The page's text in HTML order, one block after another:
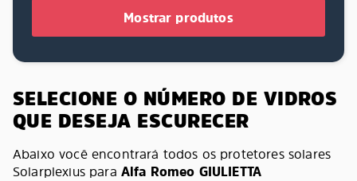
Mostrar produtos
SELECIONE O NÚMERO DE VIDROS
QUE DESEJA ESCURECER
Abaixo você encontrará todos os protetores solares
Solarplexius para Alfa Romeo GIULIETTA